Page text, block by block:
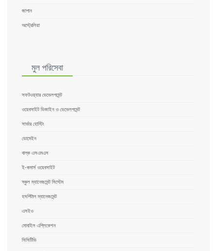
জাপান
অস্ট্রেলিয়া
মুল পরিসেবা
সফটওয়্যার ডেভেলপমেন্ট
ওয়েবসাইট ডিজাইন ও ডেভেলপমেন্ট
সার্ভার হোস্টিং
ডোমেইন
বাল্ক এসএমএস
ই-কমার্স ওয়েবসাইট
স্কুল ম্যানেজমেন্ট সিস্টেম
হসপিটাল ম্যানেজমেন্ট
এসইও
মোবাইল এপ্লিকেশন
সিসিটিভি